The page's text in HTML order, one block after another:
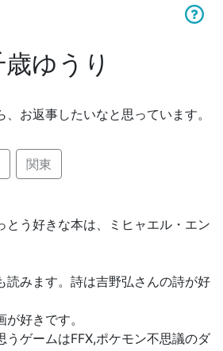
ゆうり
お返事したいなと思っています。
関東
とう好きな本は、ミヒャエル・エン
読みます。詩は吉野弘さんの詩が好
好きです。
うゲームはFFX,ポケモン不思議のダ